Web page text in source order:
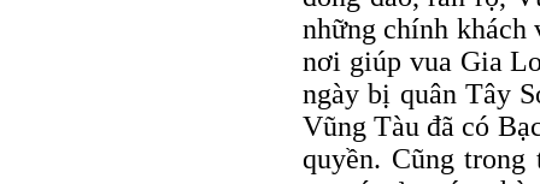
những chính khách
nơi giúp vua Gia
ngày bị quân Tây
Vũng Tàu đã có
quyền. Cũng